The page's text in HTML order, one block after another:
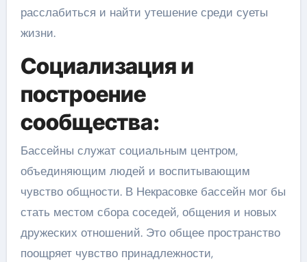
расслабиться и найти утешение среди суеты
жизни.
Социализация и
построение
сообщества:
Бассейны служат социальным центром,
объединяющим людей и воспитывающим
чувство общности. В Некрасовке бассейн мог бы
стать местом сбора соседей, общения и новых
дружеских отношений. Это общее пространство
поощряет чувство принадлежности,